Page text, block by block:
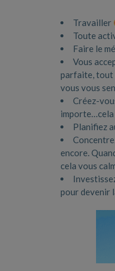
Travailler
Toute
Faire le
Vous
parfaite, tout
vous vous
Créez-
importe…cela
Planifiez
encore.
cela vous
pour devenir